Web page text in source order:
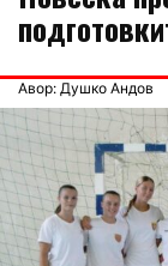
Авор: Душко Андов